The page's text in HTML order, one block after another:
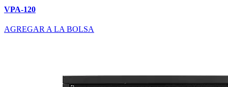
VPA-120
AGREGAR A LA BOLSA